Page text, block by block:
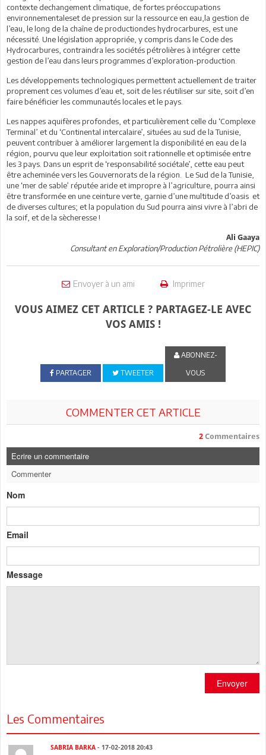
contexte dechangement climatique, de fortes préoccupations
environnementaleset de pression sur la ressource en eau,la gestion de
l’eau, le long de la chaîne de productiondes hydrocarbures, est une
nécessité. Une législation appropriée, y compris dans le Code des
Hydrocarbures, contraindra les sociétés pétrolières à intégrer cette
gestion de l’eau dans leurs programmes d’exploration-production.
Les développements technologiques permettent actuellement de traiter
proprement ces volumes d’eau et, soit de les réutiliser sur site, soit d’en
faire bénéficier les communautés locales et le pays.
Les nappes aquifères profondes, et particulièrement celle du ‘Complexe
Terminal’ et du ‘Continental intercalaire’, situées au sud de la Tunisie,
peuvent contribuer à améliorer largement la disponibilité en eau de la
région, pourvu que leur exploitation soit rationnelle et optimisée entre
les 3 pays. Dans un esprit de ‘responsabilité sociétale’, cette eau peut
être acheminée vers les Gouvernorats de la région. Le Sud de la Tunisie,
une ‘mer de sable’ réputée aride et impropre à l’agriculture, pourra ainsi
être transformée en une ceinture verte, garnie d’une multitude d’oasis et
de diverses cultures; et la population du Sud pourra ainsi vivre à l’abri de
la soif, et de la sècheresse !
Ali Gaaya
Consultant en Exploration/Production Pétrolière (HEPIC)
Envoyer à un ami Imprimer
VOUS AIMEZ CET ARTICLE ? PARTAGEZ-LE AVEC
VOS AMIS !
PARTAGER TWEETER
ABONNEZ-
VOUS
COMMENTER CET ARTICLE
2 Commentaires
Ecrire un commentaire
Commenter
Nom
Email
Message
Envoyer
Les Commentaires
SABRIA BARKA - 17-02-2018 20:43